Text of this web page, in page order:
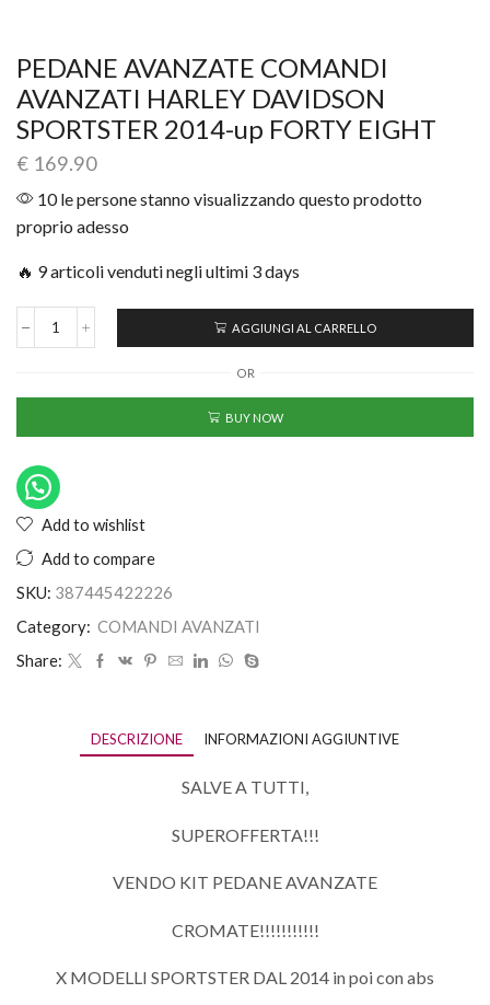
PEDANE AVANZATE COMANDI
AVANZATI HARLEY DAVIDSON
SPORTSTER 2014-up FORTY EIGHT
€ 169.90
10 le persone stanno visualizzando questo prodotto
proprio adesso
🔥 9 articoli venduti negli ultimi 3 days
AGGIUNGI AL CARRELLO
OR
BUY NOW
Add to wishlist
Add to compare
SKU: 387445422226
Category: COMANDI AVANZATI
Share:
DESCRIZIONE INFORMAZIONI AGGIUNTIVE
SALVE A TUTTI,
SUPEROFFERTA!!!
VENDO KIT PEDANE AVANZATE
CROMATE!!!!!!!!!!!
X MODELLI SPORTSTER DAL 2014 in poi con abs